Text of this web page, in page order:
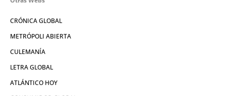
CRÓNICA GLOBAL
METRÓPOLI ABIERTA
CULEMANÍA
LETRA GLOBAL
ATLÁNTICO HOY